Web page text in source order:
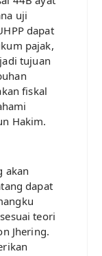
uji
dapat
pajak,
tujuan
fiskal
Hakim.
akan
dapat
teori
Jhering.